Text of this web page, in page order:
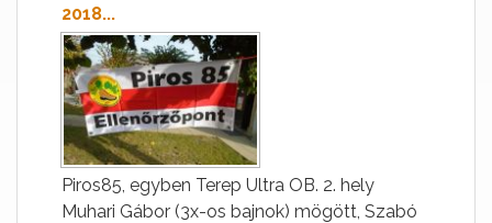
2018...
Piros85, egyben Terep Ultra OB. 2. hely
Muhari Gábor (3x-os bajnok) mögött, Szabó